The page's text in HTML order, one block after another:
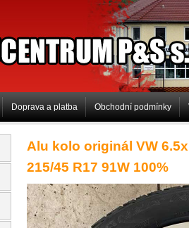
P&S
Doprava a platba Obchodní podmínky
Alu kolo originál VW
215/45 R17 91W 100%